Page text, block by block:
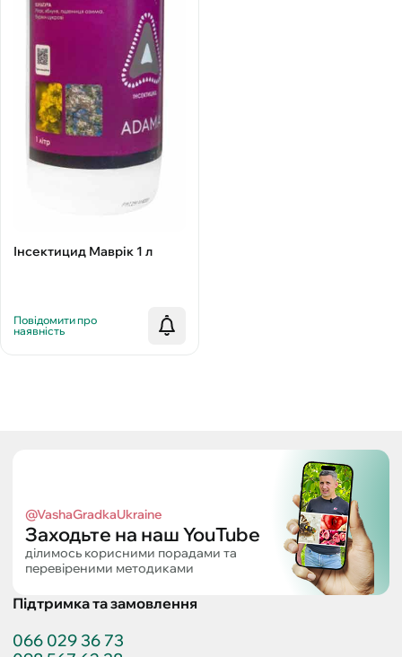
Інсектицид Маврік 1 л
Повідомити про
наявність
@VashaGradkaUkraine
Заходьте на наш YouTube
ділимось корисними порадами та
перевіреними методиками
Підтримка та замовлення
066 029 36 73